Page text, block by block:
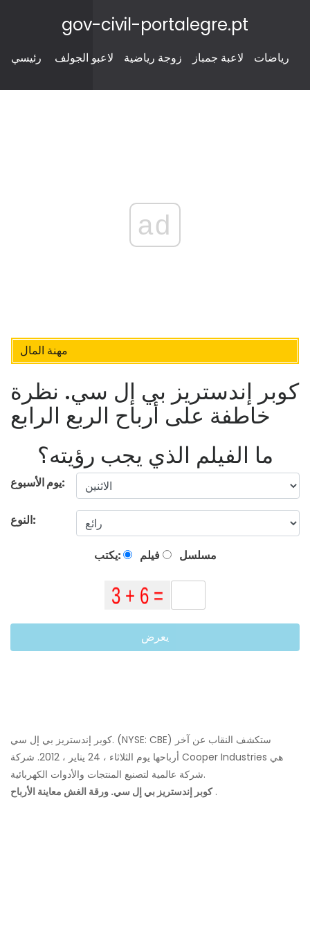
gov-civil-portalegre.pt
رئيسي لاعبو الجولف زوجة رياضية لاعبة جمباز رياضات
ad
مهنة المال
كوبر إندستريز بي إل سي. نظرة
خاطفة على أرباح الربع الرابع
ما الفيلم الذي يجب رؤيته؟
يوم الأسبوع:
النوع:
يكتب: فيلم مسلسل
يعرض
كوبر إندستريز بي إل سي. (NYSE: CBE) ستكشف النقاب عن آخر
أرباحها يوم الثلاثاء ، 24 يناير ، 2012. شركة Cooper Industries هي
شركة عالمية لتصنيع المنتجات والأدوات الكهربائية.
كوبر إندستريز بي إل سي. ورقة الغش معاينة الأرباح.